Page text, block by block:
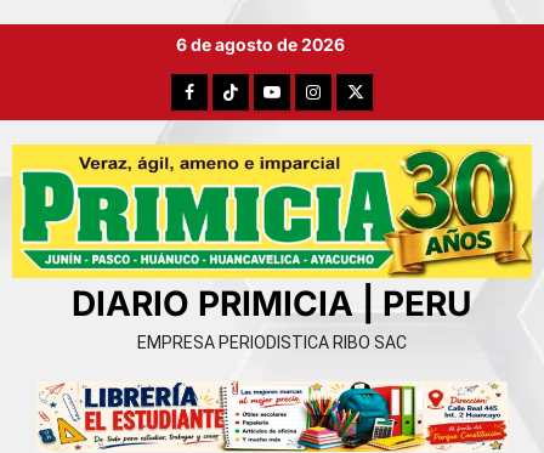
6 de agosto de 2026
FacebookTikTokYouTubeInstagram
X
DIARIO PRIMICIA | PERU
EMPRESA PERIODISTICA RIBO SAC